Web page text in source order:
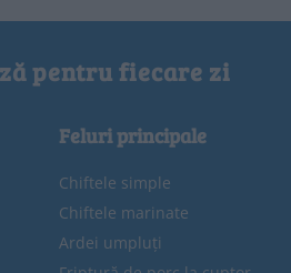
pentru fiecare zi
Feluri principale
Chiftele simple
Chiftele marinate
Ardei umpluți